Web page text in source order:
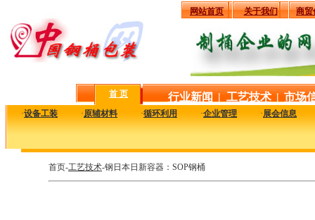
网站首页 关于我们 商贸
首 页 行业新闻 | 工艺技术 | 市场
·设备工装 ·原辅材料 ·循环利用 ·企业管理 ·展会信息
首页-工艺技术-钢日本日新容器：SOP钢桶